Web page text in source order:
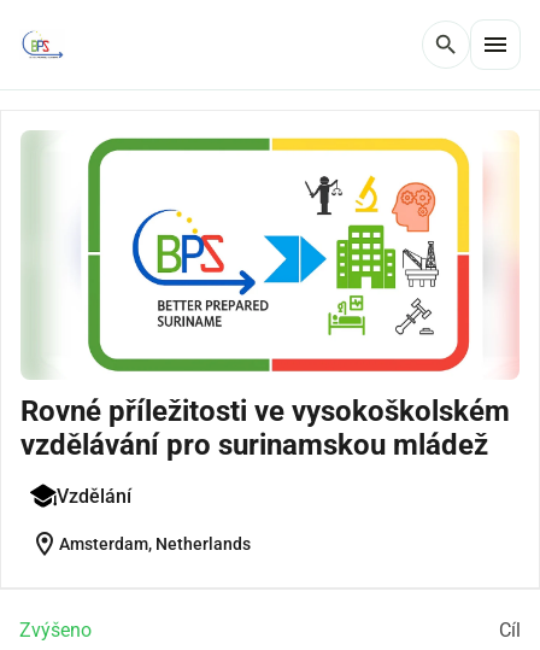
search menu
Rovné příležitosti ve vysokoškolském
vzdělávání pro surinamskou mládež
Vzdělání
location_on Amsterdam, Netherlands
Zvýšeno Cíl